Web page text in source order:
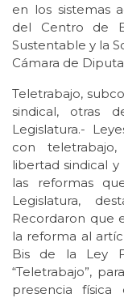
en los sistemas
del Centro de
Sustentable y la
Cámara de
Teletrabajo,
sindical, otras
Legislatura.-
con teletrabajo,
libertad sindical
las reformas
Legislatura,
Recordaron que
la reforma al
Bis de la Ley
“Teletrabajo”,
presencia